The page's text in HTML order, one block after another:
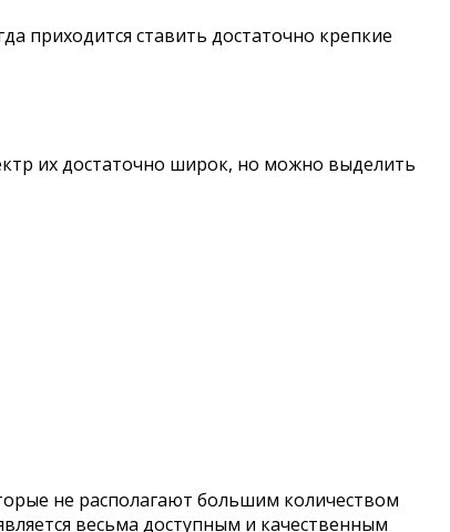
приходится ставить достаточно крепкие
их достаточно широк, но можно выделить
не располагают большим количеством
весьма доступным и качественным